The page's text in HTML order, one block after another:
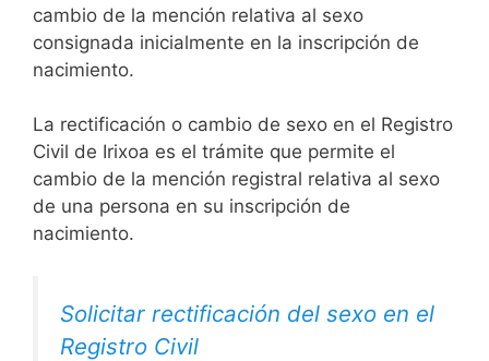
cambio de la mención relativa al sexo
consignada inicialmente en la inscripción de
nacimiento.
La rectificación o cambio de sexo en el Registro
Civil de Irixoa es el trámite que permite el
cambio de la mención registral relativa al sexo
de una persona en su inscripción de
nacimiento.
Solicitar rectificación del sexo en el
Registro Civil